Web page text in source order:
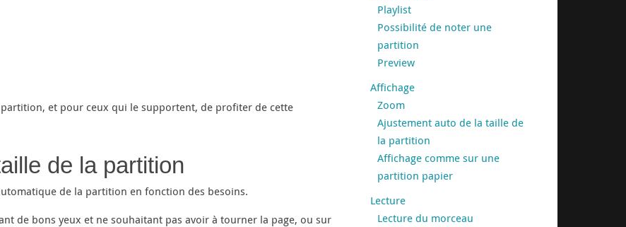
et pour ceux qui le supportent, de profiter de cette
de la partition
de la partition en fonction des besoins.
de bons yeux et ne souhaitant pas avoir à tourner la page, ou sur
Playlist
Possibilité de noter une
partition
Preview
Affichage
Zoom
Ajustement auto de la taille de
la partition
Affichage comme sur une
partition papier
Lecture
Lecture du morceau